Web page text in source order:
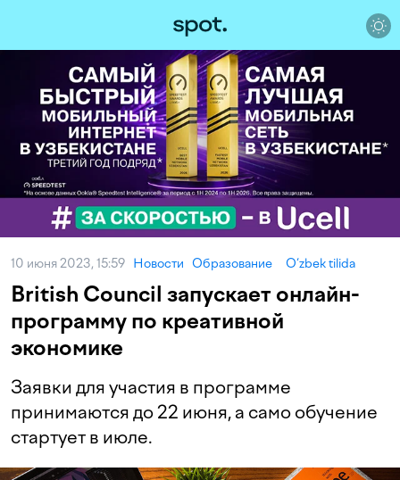
10 июня 2023, 15:59 Новости Образование O‘zbek tilida
British Council запускает онлайн-
программу по креативной
экономике
Заявки для участия в программе
принимаются до 22 июня, а само обучение
стартует в июле.